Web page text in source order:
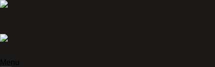
Preskočiť na obsah
Menu